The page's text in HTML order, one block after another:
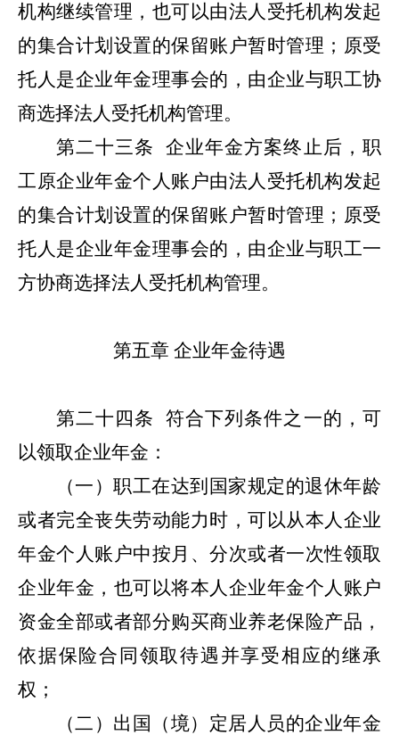
机构继续管理，也可以由法人受托机构发起
的集合计划设置的保留账户暂时管理；原受
托人是企业年金理事会的，由企业与职工协
商选择法人受托机构管理。
第二十三条
企业年金方案终止后，职
工原企业年金个人账户由法人受托机构发起
的集合计划设置的保留账户暂时管理；原受
托人是企业年金理事会的，由企业与职工一
方协商选择法人受托机构管理。
第五章 企业年金待遇
第二十四条
符合下列条件之一的，可
以领取企业年金：
（一）职工在达到国家规定的退休年龄
或者完全丧失劳动能力时，可以从本人企业
年金个人账户中按月、分次或者一次性领取
企业年金，也可以将本人企业年金个人账户
资金全部或者部分购买商业养老保险产品，
依据保险合同领取待遇并享受相应的继承
权；
（二）出国（境）定居人员的企业年金